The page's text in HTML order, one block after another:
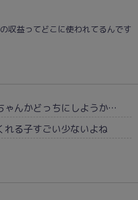
の収益ってどこに使われてるんです
ゃんかどっちにしようか…
れる子すごい少ないよね